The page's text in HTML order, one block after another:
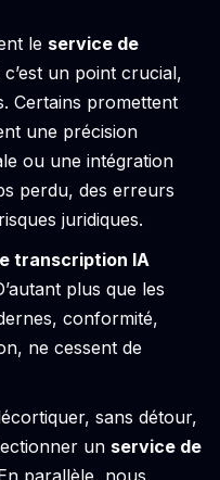
le service de
un point crucial,
Certains promettent
une précision
ou une intégration
perdu, des erreurs
juridiques.
transcription IA
plus que les
conformité,
ne cessent de
sans détour,
un service de
parallèle, nous